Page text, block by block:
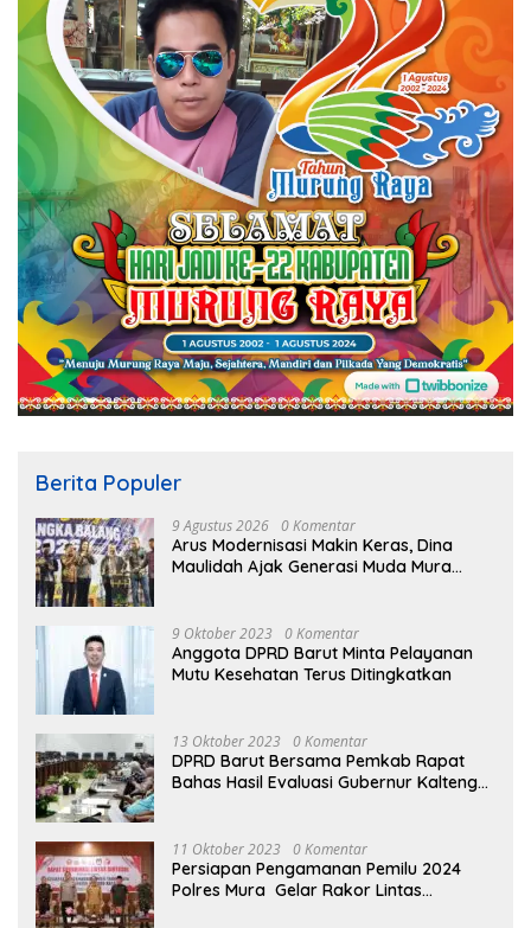
Berita Populer
9 Agustus 2026 0 Komentar
Arus Modernisasi Makin Keras, Dina
Maulidah Ajak Generasi Muda Mura
9 Oktober 2023 0 Komentar
Anggota DPRD Barut Minta Pelayanan
Mutu Kesehatan Terus Ditingkatkan
13 Oktober 2023 0 Komentar
DPRD Barut Bersama Pemkab Rapat
Bahas Hasil Evaluasi Gubernur Kalteng
11 Oktober 2023 0 Komentar
Persiapan Pengamanan Pemilu 2024
Polres Mura Gelar Rakor Lintas